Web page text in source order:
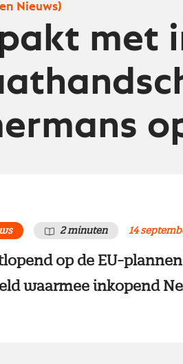
Nieuws)
met
2 minuten 14
op de EU-
waarmee inkopend